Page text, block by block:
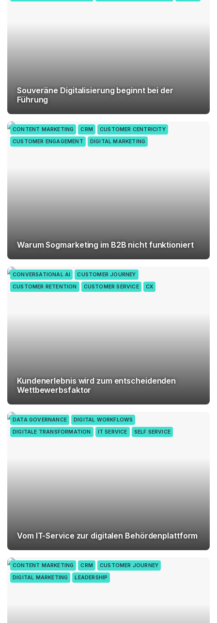
Souveräne Digitalisierung beginnt bei der
Führung
CONTENT MARKETING CRM
CUSTOMER CENTRICITY
CUSTOMER ENGAGEMENT
DIGITAL MARKETING
Warum Sogmarketing im B2B nicht funktioniert
CONVERSATIONAL AI
CUSTOMER JOURNEY
CUSTOMER RETENTION
CUSTOMER SERVICE CX
Kundenerlebnis wird zum entscheidenden
Wettbewerbsfaktor
DATA GOVERNANCE
DIGITAL WORKFLOWS
DIGITALE TRANSFORMATION
IT SERVICE SELF SERVICE
Vom IT-Service zur digitalen Behördenplattform
CONTENT MARKETING CRM
CUSTOMER JOURNEY
DIGITAL MARKETING
LEADERSHIP